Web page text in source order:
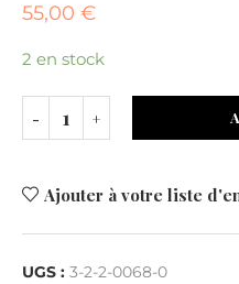
55,00 €
2 en stock
Ajouter à votre liste
UGS : 3-2-2-0068-0